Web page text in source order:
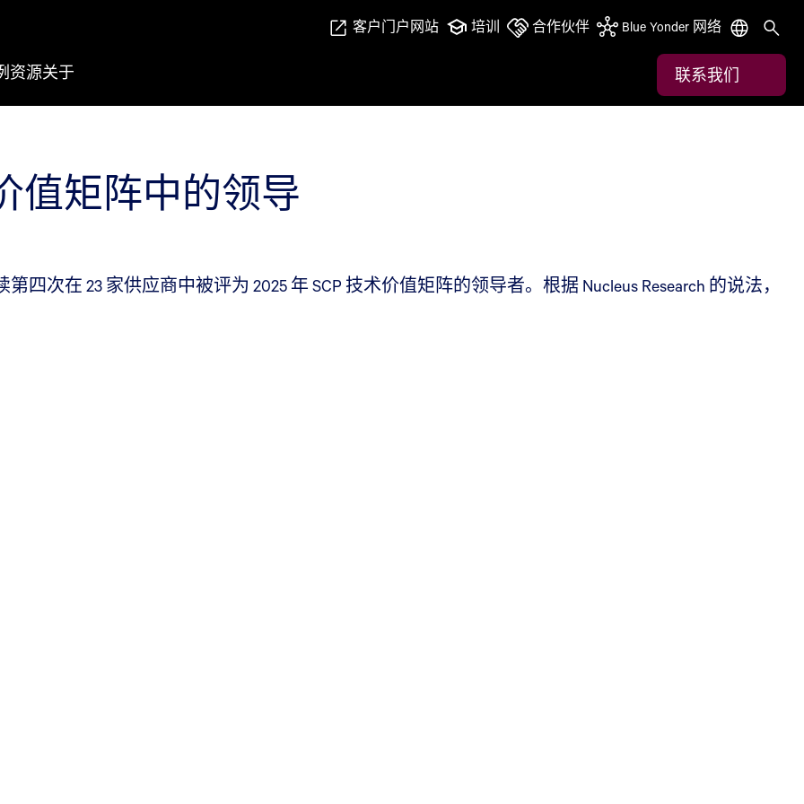
客户门户网站 培训 合作伙伴 Blue Yonder 网络
资源关于 联系我们
值矩阵中的领导
次在 23 家供应商中被评为 2025 年 SCP 技术价值矩阵的领导者。根据 Nucleus Research 的说法，